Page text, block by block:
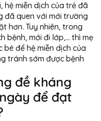
miễn dịch của trẻ đã
đã quen với mới trường
hơn. Tuy nhiên, trong
bệnh, mới đi lớp,... thì mẹ
bé để hệ miễn dịch của
tránh sớm được bệnh
đề kháng
để đạt